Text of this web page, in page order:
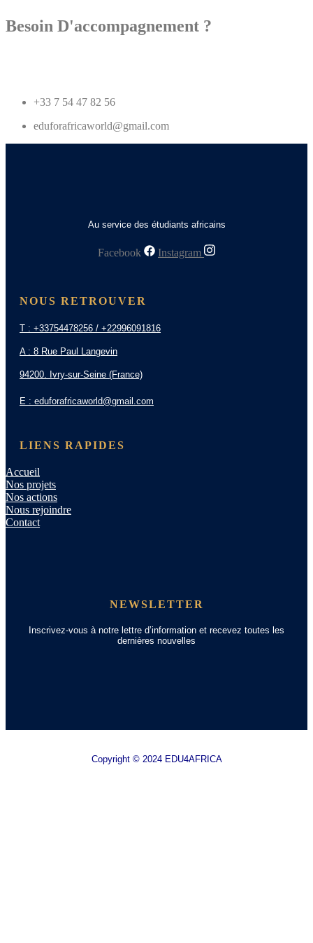
Besoin D'accompagnement ?
+33 7 54 47 82 56
eduforafricaworld@gmail.com
Au service des étudiants africains
Facebook Instagram
NOUS RETROUVER
T : +33754478256 / +22996091816
A : 8 Rue Paul Langevin
94200. Ivry-sur-Seine (France)
E : eduforafricaworld@gmail.com
LIENS RAPIDES
Accueil
Nos projets
Nos actions
Nous rejoindre
Contact
NEWSLETTER
Inscrivez-vous à notre lettre d’information et recevez toutes les
dernières nouvelles
Copyright © 2024 EDU4AFRICA